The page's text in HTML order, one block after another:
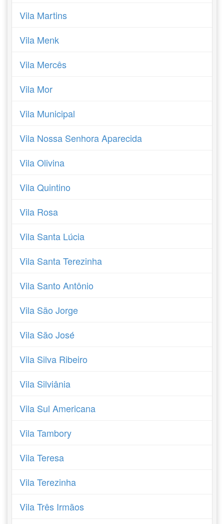
Vila Martins
Vila Menk
Vila Mercês
Vila Mor
Vila Municipal
Vila Nossa Senhora Aparecida
Vila Olivina
Vila Quintino
Vila Rosa
Vila Santa Lúcia
Vila Santa Terezinha
Vila Santo Antônio
Vila São Jorge
Vila São José
Vila Silva Ribeiro
Vila Silviânia
Vila Sul Americana
Vila Tambory
Vila Teresa
Vila Terezinha
Vila Três Irmãos